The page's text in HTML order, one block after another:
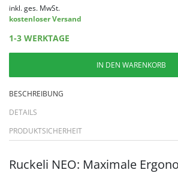
inkl. ges. MwSt.
kostenloser Versand
1-3 WERKTAGE
IN DEN WARENKORB
BESCHREIBUNG
DETAILS
PRODUKTSICHERHEIT
Ruckeli NEO: Maximale